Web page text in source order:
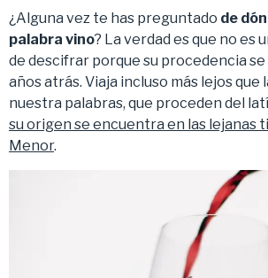
¿Alguna vez te has preguntado de
palabra vino? La verdad es que no es
de descifrar porque su procedencia
años atrás. Viaja incluso más lejos que
nuestra palabras, que proceden del
su origen se encuentra en las lejanas
Menor.